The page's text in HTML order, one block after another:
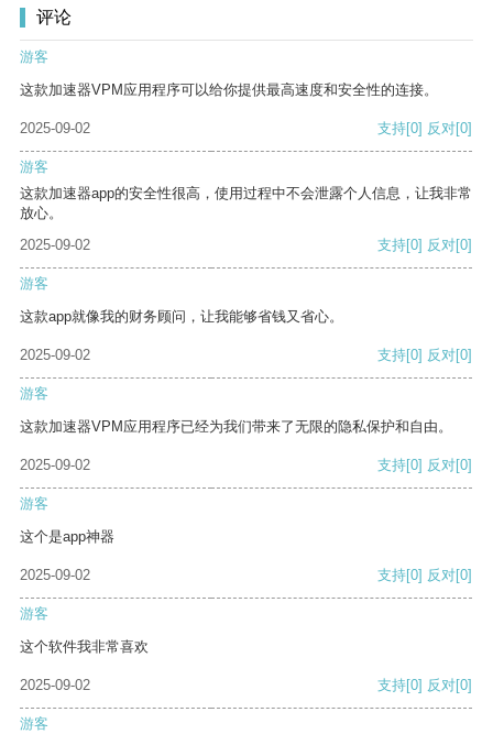
评论
游客
这款加速器VPM应用程序可以给你提供最高速度和安全性的连接。
2025-09-02 支持[0] 反对[0]
游客
这款加速器app的安全性很高，使用过程中不会泄露个人信息，让我非常
放心。
2025-09-02
支持[0] 反对[0]
游客
这款app就像我的财务顾问，让我能够省钱又省心。
2025-09-02 支持[0] 反对[0]
游客
这款加速器VPM应用程序已经为我们带来了无限的隐私保护和自由。
2025-09-02 支持[0] 反对[0]
游客
这个是app神器
2025-09-02 支持[0] 反对[0]
游客
这个软件我非常喜欢
2025-09-02 支持[0] 反对[0]
游客